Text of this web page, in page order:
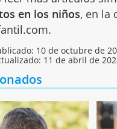
en los niños, en la
10 de octubre de
11 de abril de